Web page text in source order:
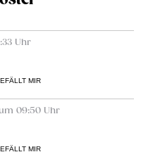
Uhr
MIR
09:50 Uhr
MIR